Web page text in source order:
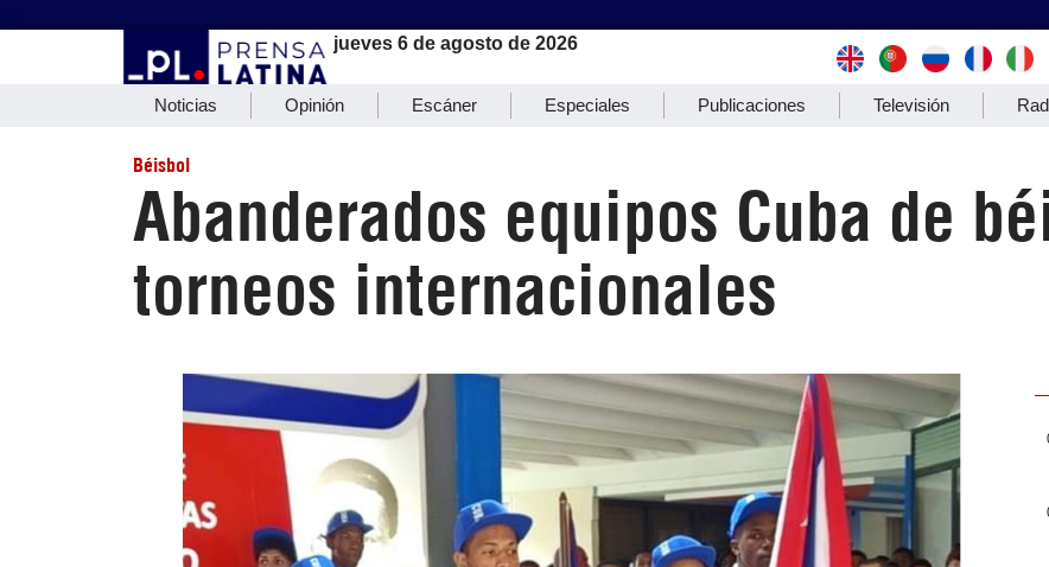
jueves 6 de agosto de 2026
Noticias Opinión Escáner Especiales Publicaciones Televisión
Béisbol
Abanderados equipos Cuba de
torneos internacionales